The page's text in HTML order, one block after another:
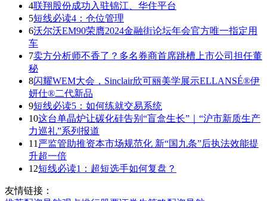
4联翔股份成功入驻锦江、华住平台
5短线必读4：仓位管理
6沃尔沃EM90荣膺2024金融街论坛年会官方唯一指定用
车
7卖方分析师不香了？多名券商首席跳槽上市公司担任董
秘
8闪耀WEM大会，Sinclair欣可丽美学展示ELLANSÉ®伊
妍仕®二代新品
9短线必读5：如何练就交易系统
10这台单晶炉让碳化硅告别“盲盒生长”｜“沪市新质生产
力巡礼”系列报道
11 严监管助推资本市场规范化 新“国九条”后执法效能提
升超一倍
12短线必读1：超短选手如何复盘？
友情链接：